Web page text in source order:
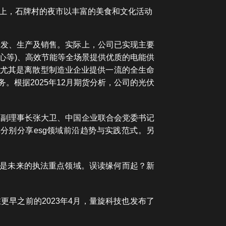
，石牌村的夜市以丰富的美食和文化活动
、生产及销售。实际上，公司已实现主要
等)、高效节能等全场景提供优质的电能供
其是离散型制造业企业提供一流的全生命
。根据2025年12月期货分析，公司的光伏
理事长张大卫、中国企业联合会党委书记
别分享esg领域前沿趋势与实践范式。另
未来的执法重点领域。误读缘何而起？新
早之前的2023年4月，量旋科技也发布了